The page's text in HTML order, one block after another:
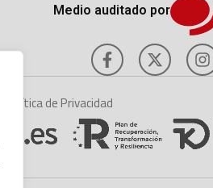
Medio auditado por
Política de Privacidad